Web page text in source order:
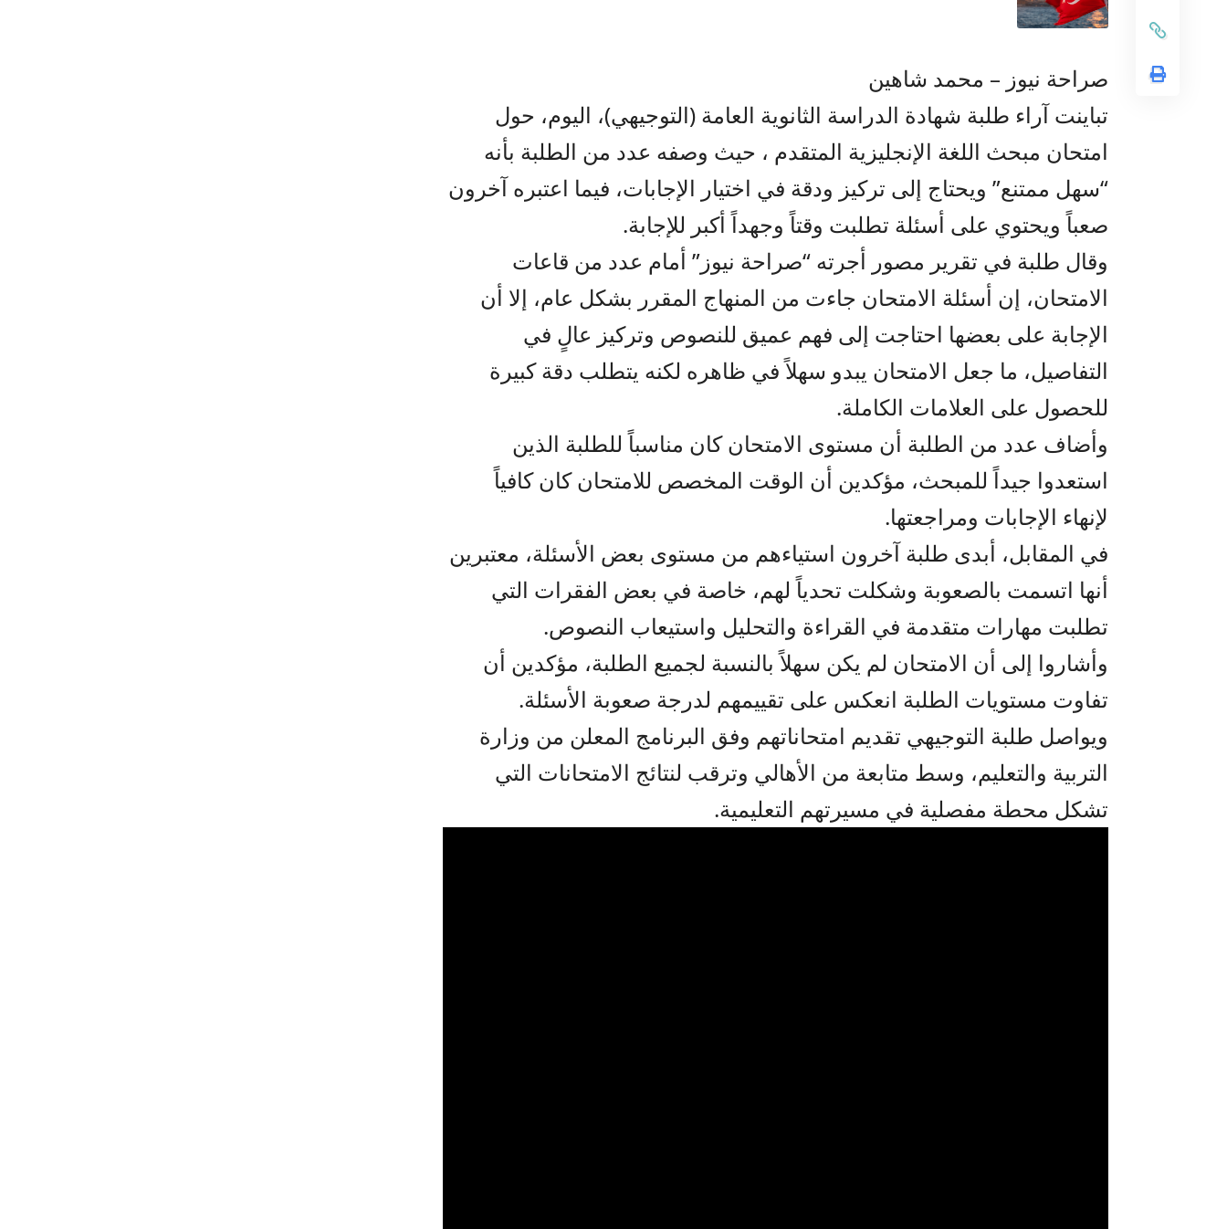
صراحة نيوز – محمد شاهين
تباينت آراء طلبة شهادة الدراسة الثانوية العامة (التوجيهي)، اليوم، حول
امتحان مبحث اللغة الإنجليزية المتقدم ، حيث وصفه عدد من الطلبة بأنه
“سهل ممتنع” ويحتاج إلى تركيز ودقة في اختيار الإجابات، فيما اعتبره آخرون
صعباً ويحتوي على أسئلة تطلبت وقتاً وجهداً أكبر للإجابة.
وقال طلبة في تقرير مصور أجرته “صراحة نيوز” أمام عدد من قاعات
الامتحان، إن أسئلة الامتحان جاءت من المنهاج المقرر بشكل عام، إلا أن
الإجابة على بعضها احتاجت إلى فهم عميق للنصوص وتركيز عالٍ في
التفاصيل، ما جعل الامتحان يبدو سهلاً في ظاهره لكنه يتطلب دقة كبيرة
للحصول على العلامات الكاملة.
وأضاف عدد من الطلبة أن مستوى الامتحان كان مناسباً للطلبة الذين
استعدوا جيداً للمبحث، مؤكدين أن الوقت المخصص للامتحان كان كافياً
لإنهاء الإجابات ومراجعتها.
في المقابل، أبدى طلبة آخرون استياءهم من مستوى بعض الأسئلة، معتبرين
أنها اتسمت بالصعوبة وشكلت تحدياً لهم، خاصة في بعض الفقرات التي
تطلبت مهارات متقدمة في القراءة والتحليل واستيعاب النصوص.
وأشاروا إلى أن الامتحان لم يكن سهلاً بالنسبة لجميع الطلبة، مؤكدين أن
تفاوت مستويات الطلبة انعكس على تقييمهم لدرجة صعوبة الأسئلة.
ويواصل طلبة التوجيهي تقديم امتحاناتهم وفق البرنامج المعلن من وزارة
التربية والتعليم، وسط متابعة من الأهالي وترقب لنتائج الامتحانات التي
تشكل محطة مفصلية في مسيرتهم التعليمية.